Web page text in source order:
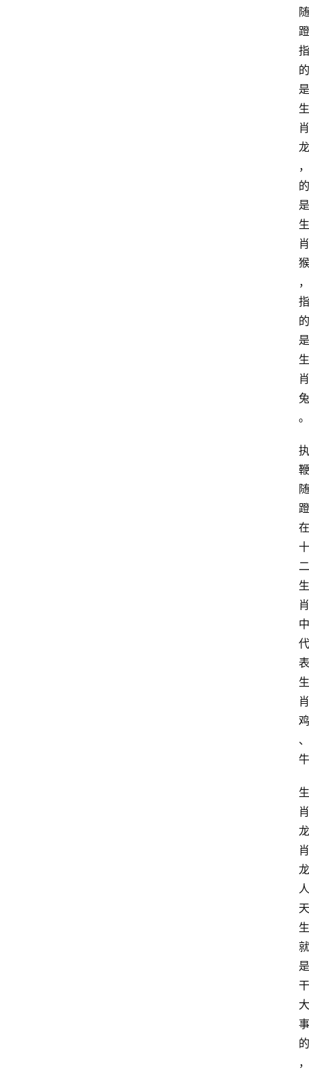
随
蹬
指
的
是
生
肖
龙
，
的
是
生
肖
猴
，
指
的
是
生
肖
兔
。
执
鞭
随
蹬
在
十
二
生
肖
中
代
表
生
肖
鸡
、
牛
生
肖
龙
肖
龙
人
天
生
就
是
干
大
事
的
，